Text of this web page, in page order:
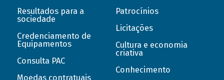
Resultados para a
sociedade
Credenciamento de
Equipamentos
Consulta PAC
Moedas contratuais
Patrocínios
Licitações
Cultura e economia
criativa
Conhecimento